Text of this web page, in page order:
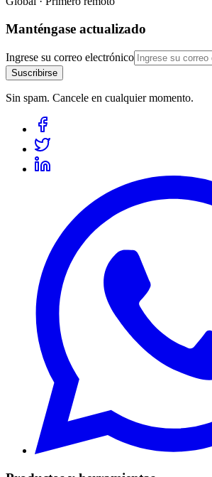
Manténgase actualizado
Ingrese su correo electrónico
Suscribirse
Sin spam. Cancele en cualquier momento.